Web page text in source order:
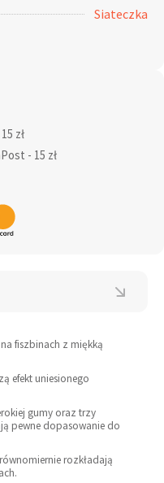
Siateczka
zł
- 15 zł
fiszbinach z miękką
efekt uniesionego
gumy oraz trzy
pewne dopasowanie do
rozkładają